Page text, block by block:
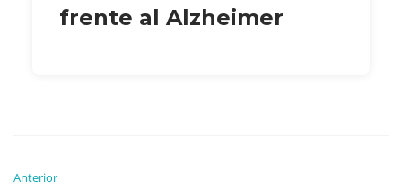
frente al Alzheimer
Anterior